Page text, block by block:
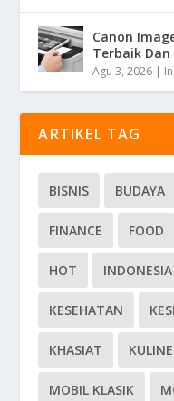
Canon
Terbaik
Agu 3, 2026 |
ARTIKEL TAG
BISNIS BUDAYA
FINANCE FOOD
HOT INDONESIA
KESEHATAN
KHASIAT
MOBIL KLASIK